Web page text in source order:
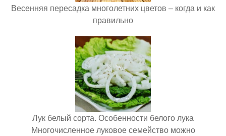
Весенняя пересадка многолетних цветов – когда и как
правильно
Лук белый сорта. Особенности белого лука
Многочисленное луковое семейство можно